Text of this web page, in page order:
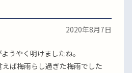
2020年8月7日
うやく明けましたね。
ば梅雨らし過ぎた梅雨でした